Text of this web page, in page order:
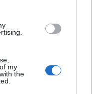
my
the
(2021)
a művészi én
az élő fellépéseket.
a ...